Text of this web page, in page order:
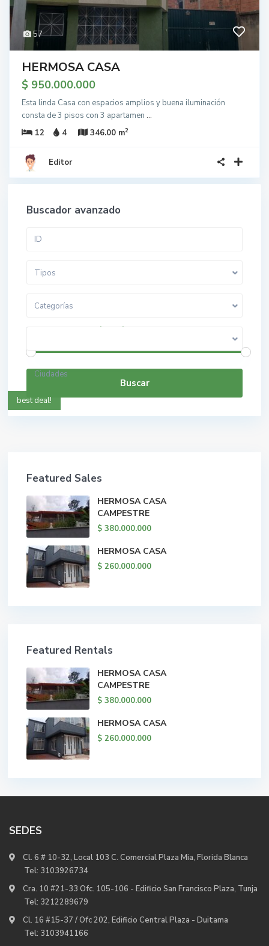
57
HERMOSA CASA
$ 950.000.000
Esta linda Casa con espacios amplios y buena iluminación
consta de 3 pisos con 3 apartamen ...
12
4 346.00 m2
Editor
Buscador avanzado
Tipos
Categorías
Rango de precios: $ 0 a $ 5.000.000.000
Ciudades
Buscar
best deal!
Featured Sales
HERMOSA CASA
CAMPESTRE
$ 380.000.000
HERMOSA CASA
$ 260.000.000
Featured Rentals
HERMOSA CASA
CAMPESTRE
$ 380.000.000
HERMOSA CASA
$ 260.000.000
SEDES
Cl. 6 # 10-32, Local 103 C. Comercial Plaza Mia, Florida Blanca
Tel: 3103926734
Cra. 10 #21-33 Ofc. 105-106 - Edificio San Francisco Plaza, Tunja
Tel: 3212289679
Cl. 16 #15-37 / Ofc 202, Edificio Central Plaza - Duitama
Tel: 3103941166